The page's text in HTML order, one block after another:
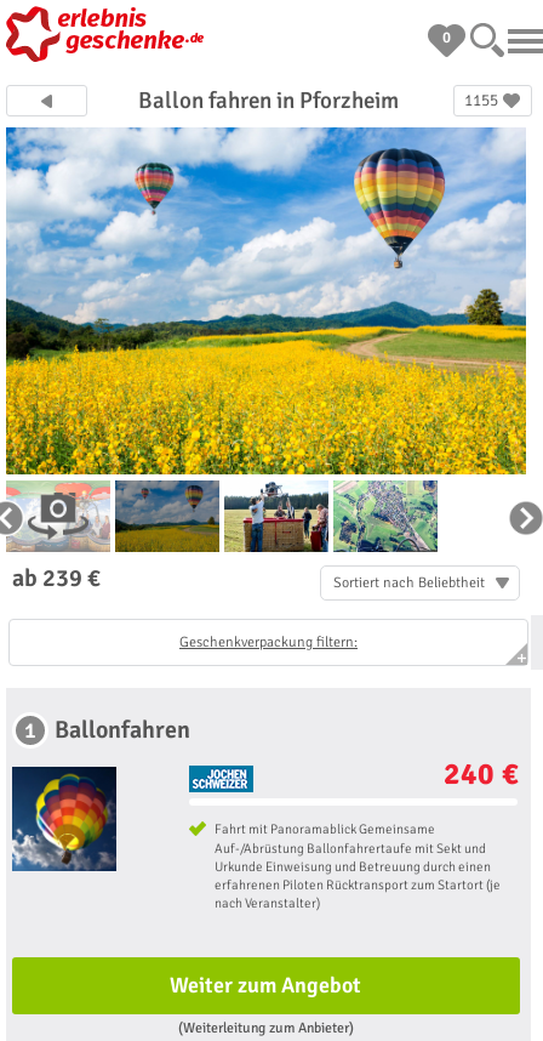
0
Ballon fahren in Pforzheim 1155
ab 239 € Sortiert nach Beliebtheit
Geschenkverpackung filtern:
1 Ballonfahren
240 €
Fahrt mit Panoramablick Gemeinsame
Auf-/Abrüstung Ballonfahrertaufe mit Sekt und
Urkunde Einweisung und Betreuung durch einen
erfahrenen Piloten Rücktransport zum Startort (je
nach Veranstalter)
Weiter zum Angebot
(Weiterleitung zum Anbieter)